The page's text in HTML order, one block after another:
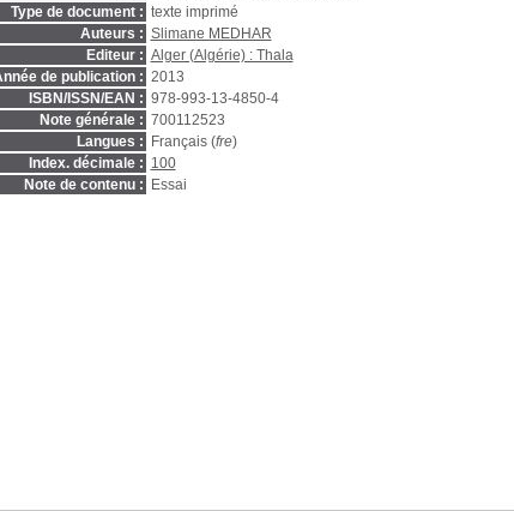
Type de document : texte imprimé
Auteurs : Slimane MEDHAR
Editeur : Alger (Algérie) : Thala
de publication : 2013
ISBN/ISSN/EAN : 978-993-13-4850-4
Note générale : 700112523
Langues :
Français (fre)
Index. décimale : 100
Note de contenu :
Essai